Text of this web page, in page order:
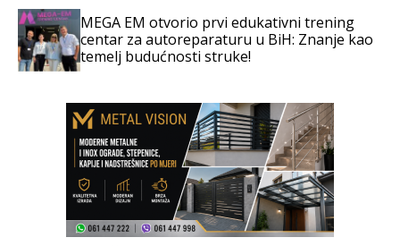
MEGA EM otvorio prvi edukativni trening
centar za autoreparaturu u BiH: Znanje kao
temelj budućnosti struke!